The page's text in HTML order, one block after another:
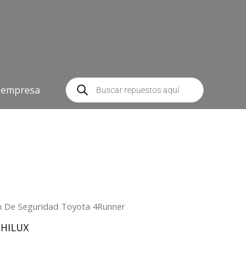
Búsqueda
de
productos
De Seguridad Toyota 4Runner